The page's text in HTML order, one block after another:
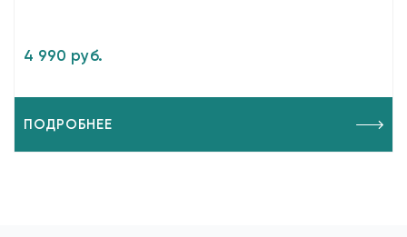
4 990 руб.
ПОДРОБНЕЕ